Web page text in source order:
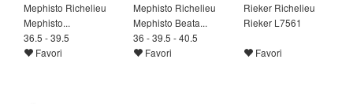
Mephisto Richelieu
Mephisto...
36.5 - 39.5
Favori
Mephisto Richelieu
Mephisto Beata...
36 - 39.5 - 40.5
Favori
Rieker Richelieu
Rieker L7561
Favori